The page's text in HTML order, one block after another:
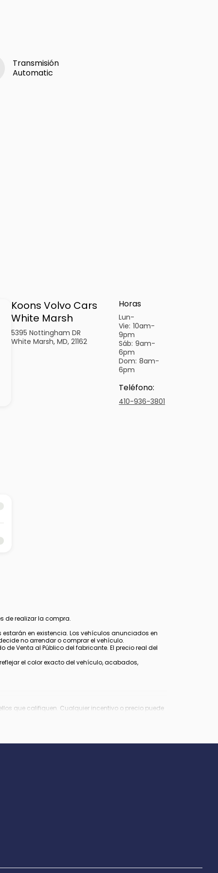
Transmisión
Automatic
Koons Volvo Cars
White Marsh
5395 Nottingham DR
White Marsh, MD, 21162
Horas
Lun-
Vie: 10am-
9pm
Sáb: 9am-
6pm
Dom: 8am-
6pm
Teléfono:
410-936-3801
de realizar la compra.
en existencia. Los vehículos anunciados en
no arrendar o comprar el vehículo.
de Venta al Público del fabricante. El precio real del
el color exacto del vehículo, acabados,
que califiquen. Cualquier incentivo o precio puede